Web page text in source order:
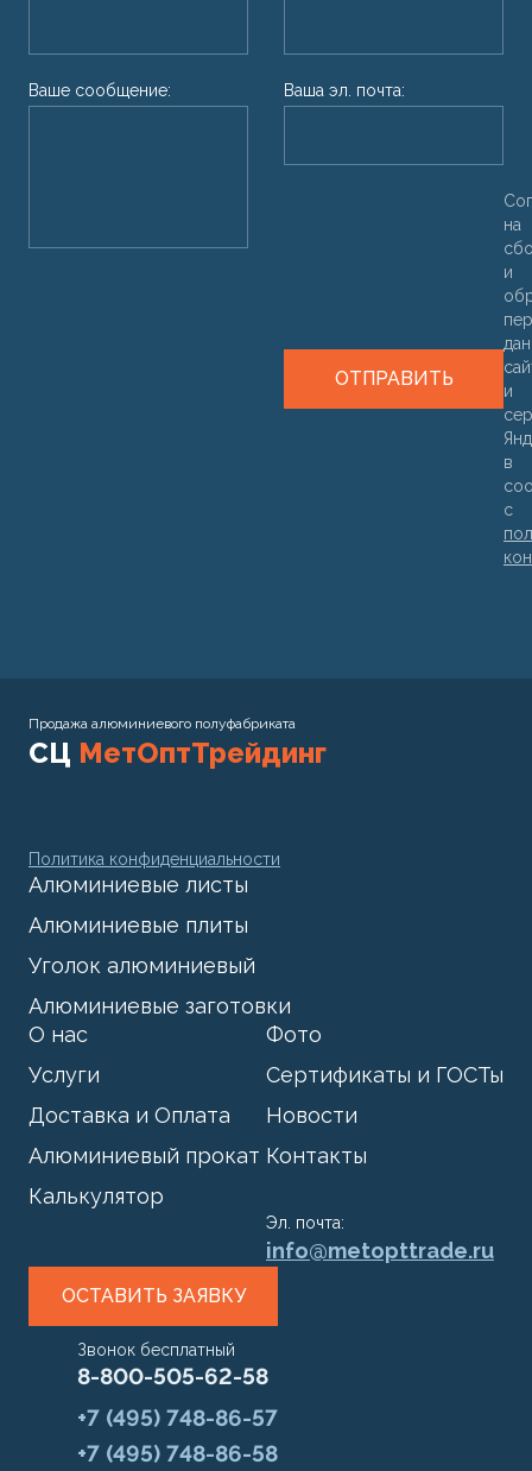
Ваше сообщение: Ваша эл. почта:
ОТПРАВИТЬ
на
и
и
в
с
Продажа алюминиевого полуфабриката
СЦ МетОптТрейдинг
Политика конфиденциальности
Алюминиевые листы
Алюминиевые плиты
Уголок алюминиевый
Алюминиевые заготовки
О нас
Услуги
Доставка и Оплата
Алюминиевый прокат
Калькулятор
Фото
Сертификаты и ГОСТы
Новости
Контакты
Эл. почта:
info@metopttrade.ru
ОСТАВИТЬ ЗАЯВКУ
Звонок бесплатный
8-800-505-62-58
+7 (495) 748-86-57
+7 (495) 748-86-58